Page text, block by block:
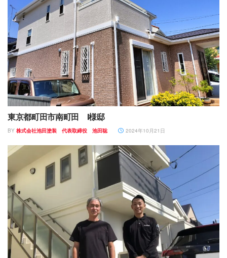
東京都町田市南町田 I様邸
BY 株式会社池田塗装 代表取締役 池田聡 2024年10月21日